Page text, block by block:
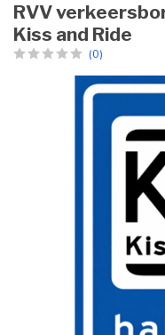
RVV
Kiss and Ride
(0)